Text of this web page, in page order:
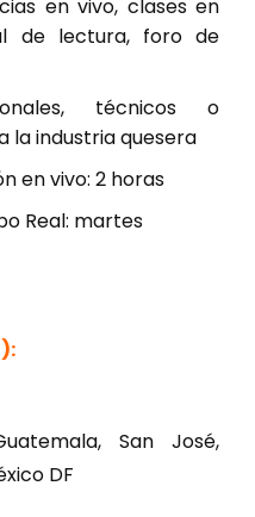
en vivo, clases en
de lectura, foro de
técnicos o
la industria quesera
en vivo: 2 horas
Real: martes
San José,
DF